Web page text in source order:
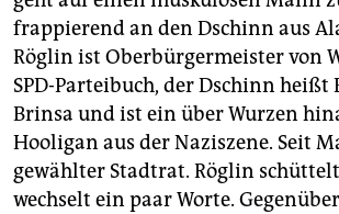
frappierend an den Dschinn aus
Röglin ist Oberbürgermeister von
SPD-Parteibuch, der Dschinn heißt
Brinsa und ist ein über Wurzen
Hooligan aus der Naziszene. Seit
gewählter Stadtrat. Röglin
wechselt ein paar Worte.